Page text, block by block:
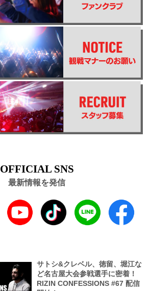
OFFICIAL SNS
最新情報を発信
サトシ&クレベル、徳留、堀江な
ど名古屋大会参戦選手に密着！
RIZIN CONFESSIONS #67 配信